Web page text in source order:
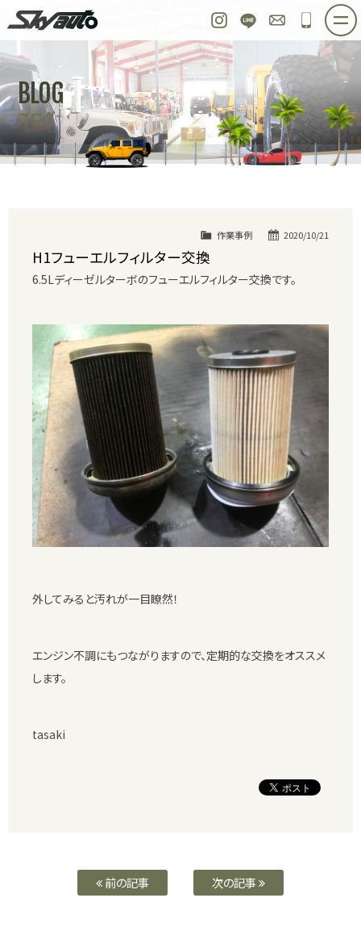
Instagram
LINE お問い合わせ
048-
ホーム 在庫車情報 ご購入プラン
整備作業実例 パーツ販売 買取＆オーダー
店舗紹介 工場紹介 会社概要
スタッフ紹介 求人情報 公式ブログ
BLOG
ブログ
2020/10/21
作業事例
H1フューエルフィルター交換
6.5Lディーゼルターボのフューエルフィルター交換です。
外してみると汚れが一目瞭然！
エンジン不調にもつながりますので、定期的な交換をオススメ
します。
tasaki
前の記事 次の記事